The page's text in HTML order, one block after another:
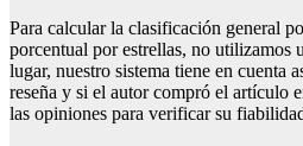
Para calcular la clasificación general
porcentual por estrellas, no utilizamos
lugar, nuestro sistema tiene en cuenta
reseña y si el autor compró el artículo
las opiniones para verificar su